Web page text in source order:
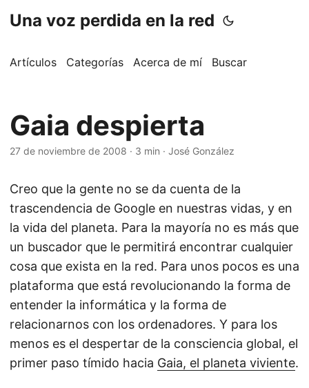
Una voz perdida en la red
Artículos Categorías Acerca de mí Buscar
Gaia despierta
27 de noviembre de 2008 · 3 min · José González
Creo que la gente no se da cuenta de la
trascendencia de Google en nuestras vidas, y en
la vida del planeta. Para la mayoría no es más que
un buscador que le permitirá encontrar cualquier
cosa que exista en la red. Para unos pocos es una
plataforma que está revolucionando la forma de
entender la informática y la forma de
relacionarnos con los ordenadores. Y para los
menos es el despertar de la consciencia global, el
primer paso tímido hacia Gaia, el planeta viviente.